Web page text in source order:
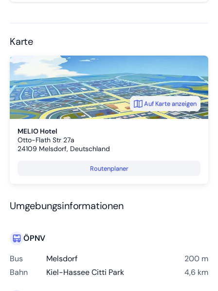
Karte
MELIO Hotel
Otto-Flath Str 27a
24109 Melsdorf, Deutschland
Routenplaner
Auf Karte anzeigen
Umgebungsinformationen
ÖPNV
Bus
Melsdorf
200 m
Bahn
Kiel-Hassee Citti Park 4,6 km